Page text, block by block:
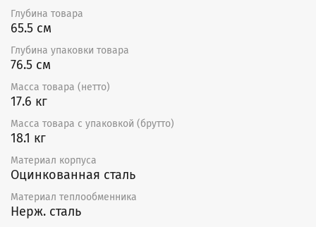
Возможность установки в любом положении.
из высококачественной нержавеющей стали.
Корпус нагревателей изготовлен
из оцинкованной листовой стали.
Гарантия — 12 месяцев
Глубина товара
65.5 см
Глубина упаковки товара
76.5 см
Масса товара (нетто)
17.6 кг
Масса товара с упаковкой (брутто)
18.1 кг
Материал корпуса
Оцинкованная сталь
Материал теплообменника
Нерж. сталь